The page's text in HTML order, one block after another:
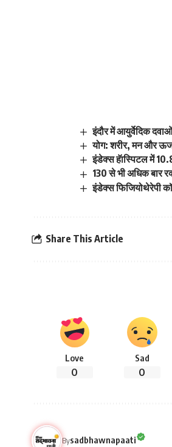
इंदौर में आयुर्वेदिक
योग: शरीर, मन और
इंडेक्स हॅास्पिटल में
130 से भी अधिक बार
इंडेक्स फिजियोथेरेपी
Share This Article
Love
0
Sad
0
Bysadbhawnapaati